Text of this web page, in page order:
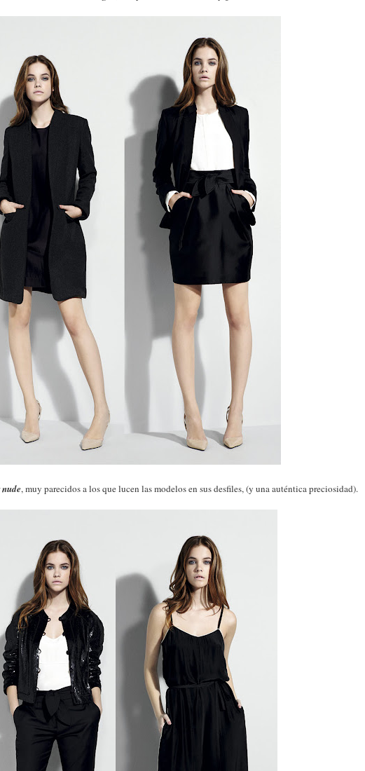
nude, muy parecidos a los que lucen las modelos en sus desfiles, (y una auténtica preciosidad).